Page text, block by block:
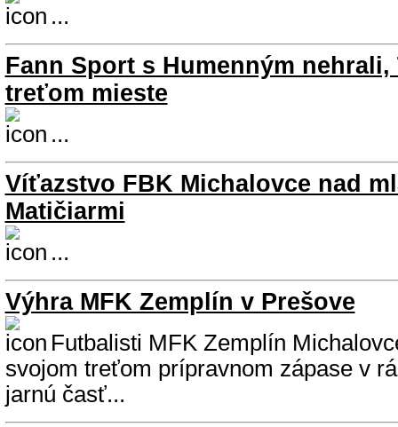
...
Fann Sport s Humenným
treťom mieste
...
Víťazstvo FBK Michalovce nad
Matičiarmi
...
Výhra MFK Zemplín v Prešove
Futbalisti MFK Zemplín
svojom treťom prípravnom zápase v
jarnú časť...